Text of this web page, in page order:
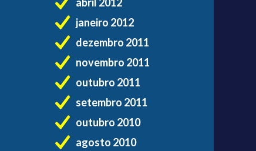
janeiro 2012
dezembro 2011
novembro 2011
outubro 2011
setembro 2011
outubro 2010
agosto 2010